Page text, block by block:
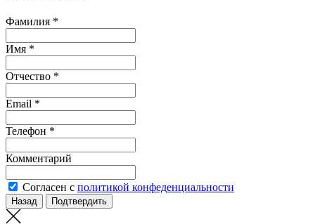
Фамилия *
Имя *
Отчество *
Email *
Телефон *
Комментарий
Согласен с политикой конфеденциальности
Назад Подтвердить